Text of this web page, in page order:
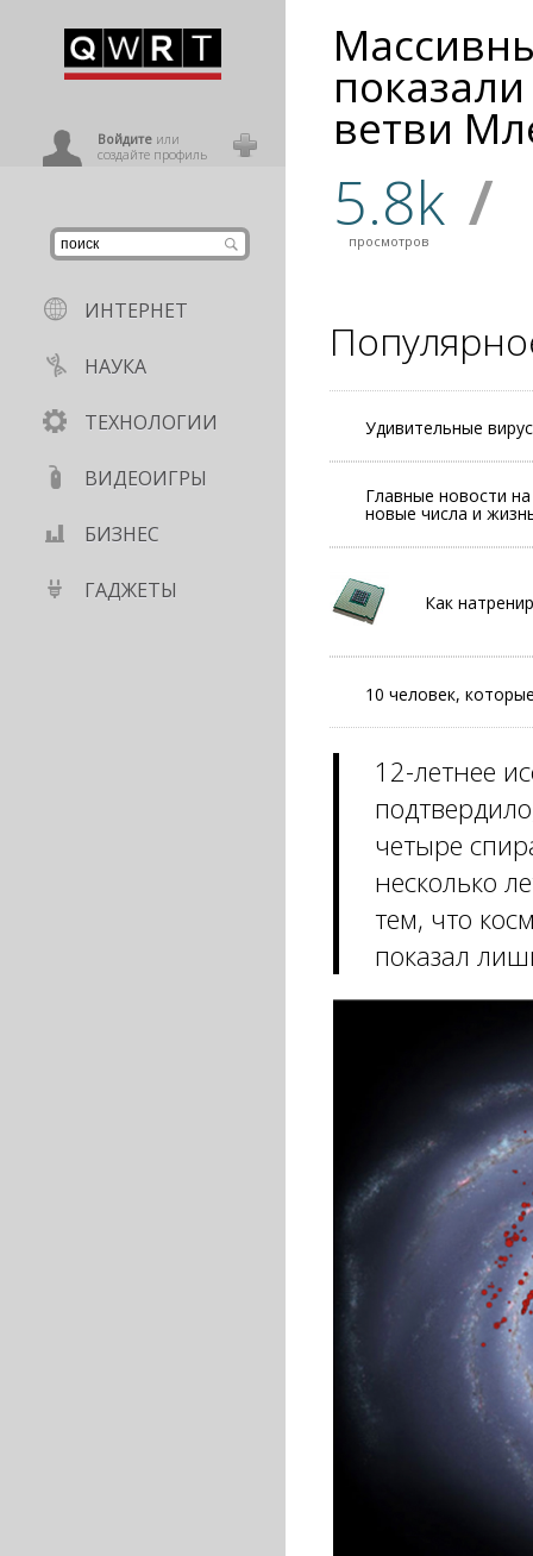
Войдитеили
создайте профиль
ИНТЕРНЕТ
НАУКА
ТЕХНОЛОГИИ
ВИДЕОИГРЫ
БИЗНЕС
ГАДЖЕТЫ
ветви
5.8k
просмотров /
Удивительные
Главные новости
новые числа и
Как
10 человек,
12-летнее
четыре
несколько
тем, что
показал